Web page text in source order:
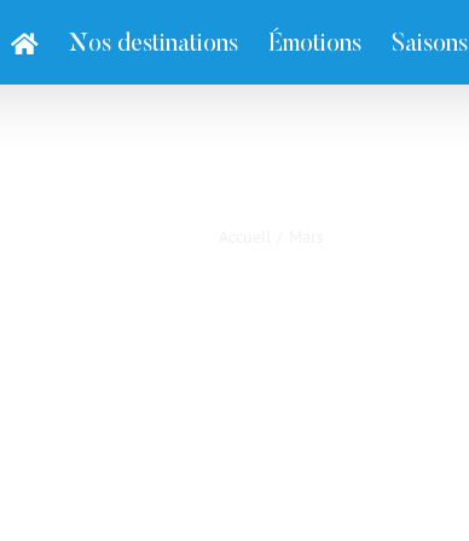
Nos destinations Émotions Saisons